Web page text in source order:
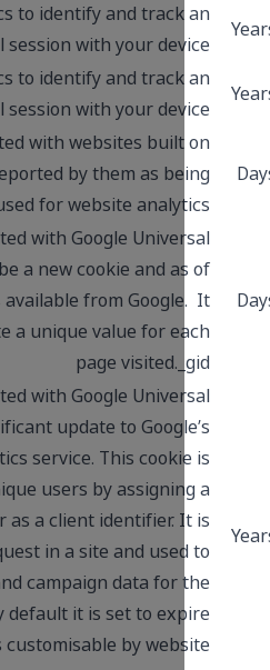
NAUsed by Google
Used by Google
This cookie name is
the HubSpot platform.
This cookie name is
Analytics. This
Spring 2017 no
appears to store
This cookie name is
Analytics – which is
more commonly
used to
randomly generated
included in each
calculate visitor,
sites analytics
after 2 years, although